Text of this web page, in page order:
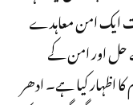
ایک امن معاہدے
حل اور امن کے
کیا ہے۔ ادھر